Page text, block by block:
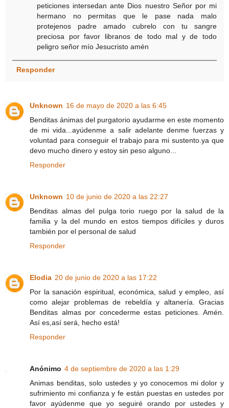
peticiones intersedan ante Dios nuestro Señor por mi
hermano no permitas que le pase nada malo
protejenos padre amado cubrelo con tu sangre
preciosa por favor libranos de todo mal y de todo
peligro señor mío Jesucristo amén
Responder
Unknown 16 de mayo de 2020 a las 6:45
Benditas ánimas del purgatorio ayudarme en este momento
de mi vida...ayúdenme a salir adelante denme fuerzas y
voluntad para conseguir el trabajo para mi sustento.ya que
devo mucho dinero y estoy sin peso alguno...
Responder
Unknown 10 de junio de 2020 a las 22:27
Benditas almas del pulga torio ruego por la salud de la
familia y la del mundo en estos tiempos difíciles y duros
también por el personal de salud
Responder
Elodia 20 de junio de 2020 a las 17:22
Por la sanación espiritual, económica, salud y empleo, así
como alejar problemas de rebeldía y altanería. Gracias
Benditas almas por concederme estas peticiones. Amén.
Así es,así será, hecho está!
Responder
Anónimo 4 de septiembre de 2020 a las 1:29
Animas benditas, solo ustedes y yo conocemos mi dolor y
sufrimiento mi confianza y fe están puestas en ustedes por
favor ayúdenme que yo seguiré orando por ustedes y